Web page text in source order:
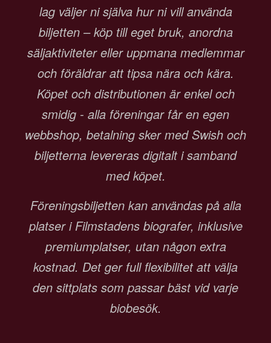
lag väljer ni själva hur ni vill använda
biljetten – köp till eget bruk, anordna
säljaktiviteter eller uppmana medlemmar
och föräldrar att tipsa nära och kära.
Köpet och distributionen är enkel och
smidig - alla föreningar får en egen
webbshop, betalning sker med Swish och
biljetterna levereras digitalt i samband
med köpet.
Föreningsbiljetten kan användas på alla
platser i Filmstadens biografer, inklusive
premiumplatser, utan någon extra
kostnad. Det ger full flexibilitet att välja
den sittplats som passar bäst vid varje
biobesök.